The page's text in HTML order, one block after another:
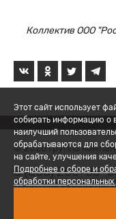
Коллектив ООО
© 2026 Группа
8 (800) 200-05-
Политика обработки
Этот сайт использует
собирать информацию о
наилучший
обрабатываются для
на сайте, улучшения
Подробнее о сборе и
обработки